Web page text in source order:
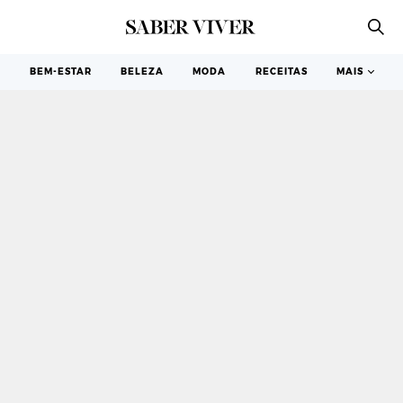
BEM-ESTAR BELEZA MODA RECEITAS MAIS
COZINHA